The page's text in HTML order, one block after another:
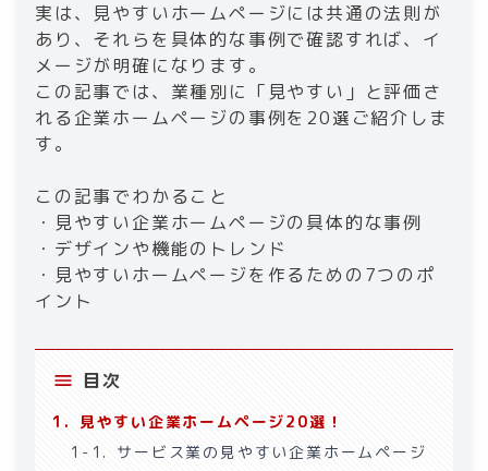
実は、見やすいホームページには共通の法則が
あり、それらを具体的な事例で確認すれば、イ
メージが明確になります。
この記事では、業種別に「見やすい」と評価さ
れる企業ホームページの事例を20選ご紹介しま
す。
この記事でわかること
・見やすい企業ホームページの具体的な事例
・デザインや機能のトレンド
・見やすいホームページを作るための7つのポ
イント
目次
1 .
見やすい企業ホームページ20選！
1-1.
サービス業の見やすい企業ホームページ